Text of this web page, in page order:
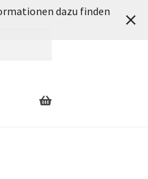
dazu finden